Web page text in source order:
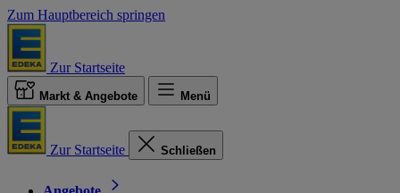
Zum Hauptbereich springen
Zur Startseite
Markt & Angebote Menü
Zur Startseite Schließen